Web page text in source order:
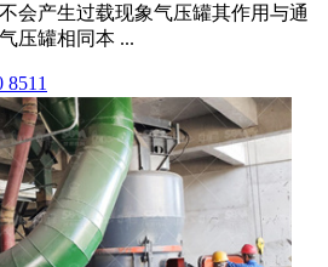
会产生过载现象气压罐其作用与通
压罐相同本 ...
8511